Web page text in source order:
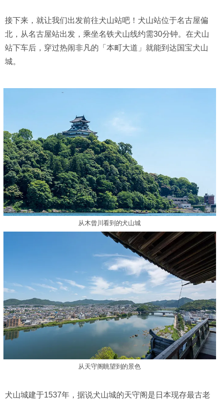
接下来，就让我们出发前往犬山站吧！犬山站位于名古屋偏
北，从名古屋站出发，乘坐名铁犬山线约需30分钟。在犬山
站下车后，穿过热闹非凡的「本町大道」就能到达国宝犬山
城。
从木曾川看到的犬山城
从天守阁眺望到的景色
犬山城建于1537年，据说犬山城的天守阁是日本现存最古老